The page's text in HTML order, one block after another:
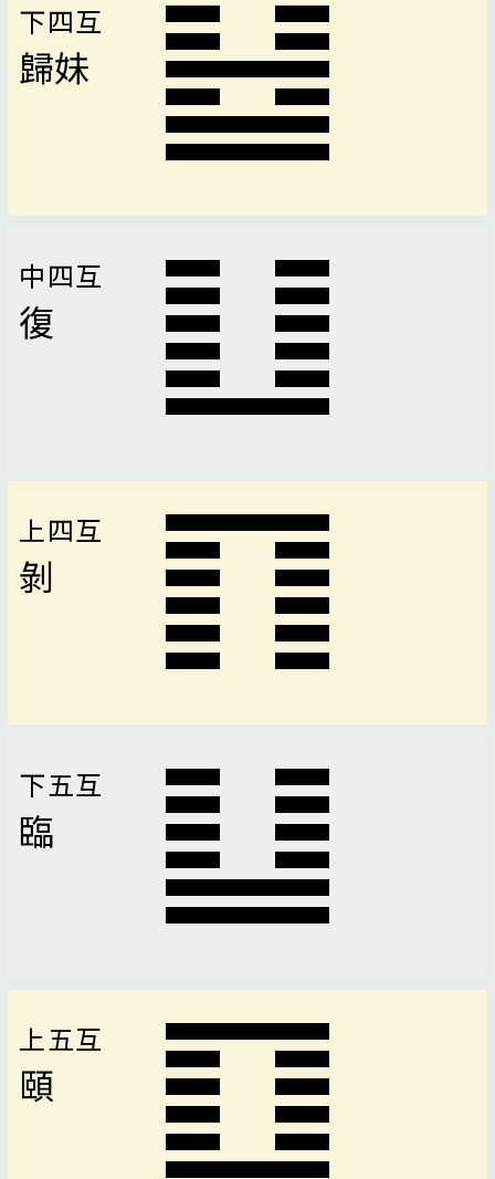
下四互
歸妹
中四互
復
上四互
剝
下五互
臨
上五互
頤